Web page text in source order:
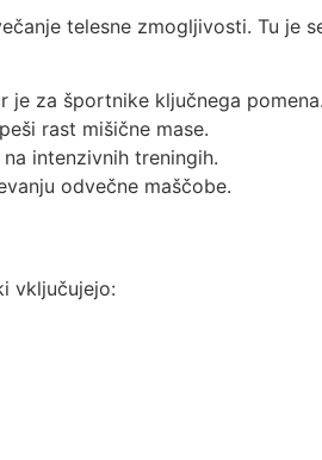
telesne zmogljivosti. Tu je
je za športnike ključnega pomena.
rast mišične mase.
intenzivnih treningih.
odvečne maščobe.
vključujejo: